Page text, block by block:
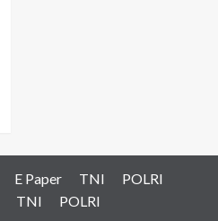
E Paper TNI
POLRI
TNI POLRI